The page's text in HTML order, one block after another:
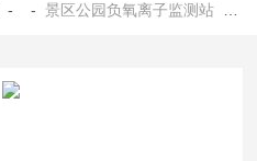
- -景区公园负氧离子监测站